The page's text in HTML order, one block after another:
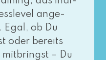
ange­
Egal, ob Du
oder bereits
mit­bringst – Du